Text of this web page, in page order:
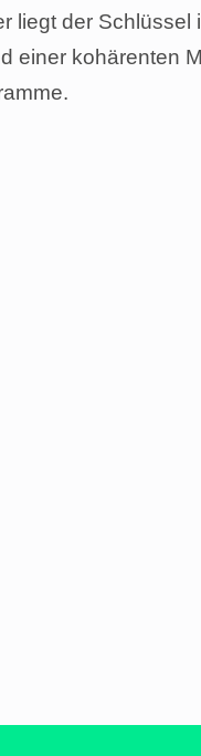
liegt der Schlüssel
einer kohärenten